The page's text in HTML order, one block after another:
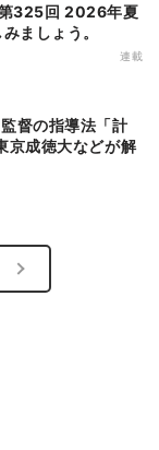
325回 2026年夏
ましょう。
連載
成徳大などが解